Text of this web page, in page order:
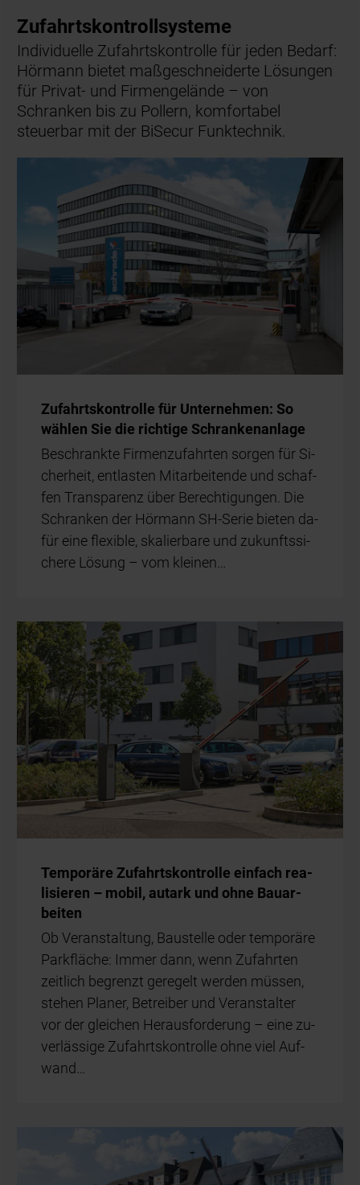
Zufahrtskontrollsysteme
Individuelle Zufahrtskontrolle für jeden Bedarf:
Hörmann bietet maßgeschneiderte Lösungen
für Privat- und Firmengelände – von
Schranken bis zu Pollern, komfortabel
steuerbar mit der BiSecur Funktechnik.
Zu­fahrts­kon­trol­le für Un­ter­neh­men: So
wäh­len Sie die rich­ti­ge Schran­ken­an­la­ge
Be­schrank­te Fir­men­zu­fahr­ten sor­gen für Si­
cher­heit, ent­las­ten Mit­ar­bei­ten­de und schaf­
fen Trans­pa­renz über Be­rech­ti­gun­gen. Die
Schran­ken der Hör­mann SH-Se­rie bie­ten da­
für eine fle­xi­ble, ska­lier­ba­re und zu­kunfts­si­
che­re Lö­sung – vom klei­nen…
Tem­po­rä­re Zu­fahrts­kon­trol­le ein­fach rea­
li­sie­ren – mo­bil, aut­ark und ohne Bau­ar­
bei­ten
Ob Ver­an­stal­tung, Bau­stel­le oder tem­po­rä­re
Park­flä­che: Im­mer dann, wenn Zu­fahr­ten
zeit­lich be­grenzt ge­re­gelt wer­den müs­sen,
ste­hen Pla­ner, Be­trei­ber und Ver­an­stal­ter
vor der glei­chen Her­aus­for­de­rung – eine zu­
ver­läs­si­ge Zu­fahrts­kon­trol­le ohne viel Auf­
wand…